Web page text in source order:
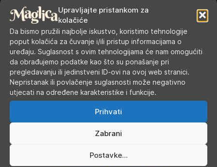
Upravljajte pristankom za
kolačiće
Da bismo pružili najbolje iskustvo, koristimo tehnologije
poput kolačića za čuvanje i/ili pristup informacijama o
uređaju. Suglasnost s ovim tehnologijama će nam omogućiti
da obrađujemo podatke kao što su ponašanje pri
pregledavanju ili jedinstveni ID-ovi na ovoj web stranici.
Nepristanak ili povlačenje suglasnosti može negativno
utjecati na određene karakteristike i funkcije.
Prihvati
Zabrani
Postavke...
RADNO VRIJEME
Ponedjeljak 9.00 - 19.00